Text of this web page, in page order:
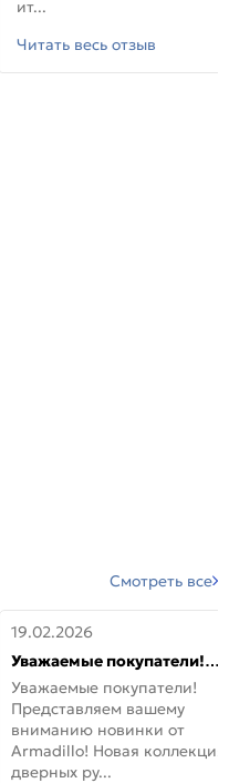
ит...
Читать весь отзыв
Смотреть все
19.02.2026
Уважаемые покупатели!
Представляем вашему
вниманию новинки от
Armadillo!
Уважаемые покупатели!
Представляем вашему
вниманию новинки от
Armadillo! Новая коллекция
дверных ру...